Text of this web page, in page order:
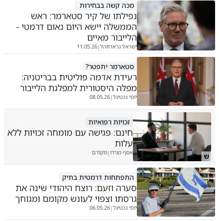
מכה קשה בבחירות
נפילתו של קיר סטארמר: ראש
הממשלה יישא היום נאום דרמטי -
הלייבור מאיים
ישראל גראדווהל|
11.05.26
סטארמר יתפטר?
רעידת אדמה פוליטית בבריטניה:
מפלה היסטורית למפלגת הלייבור
יוסי נכטיגל|
08.05.26
ש
זכויות רפואיות
חינם: פגישה עם מומחה זכויות ללא
עלות
אסף מגידו|מקודם
התפתחות דרמטית בתיק
סערה וזעם: רוצח היהודי שינה את
גרסתו וצפוי לעונש מקומם ומגוחך
יוסי נכטיגל|
06.05.26